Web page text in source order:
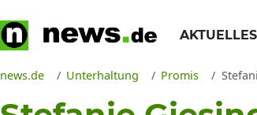
AKTUELLES
news.de Unterhaltung Promis